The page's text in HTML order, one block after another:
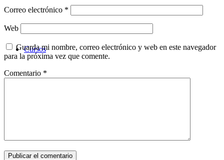
Cursos
Correo electrónico *
Web
Guarda mi nombre, correo electrónico y web en este navegador
para la próxima vez que comente.
Comentario *